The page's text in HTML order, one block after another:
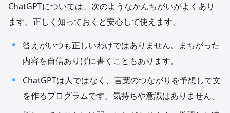
ChatGPTについては、次のようなかんちがいがよくあり
ます。正しく知っておくと安心して使えます。
答えがいつも正しいわけではありません。まちがった
内容を自信ありげに書くこともあります。
ChatGPTは人ではなく、言葉のつながりを予想して文
を作るプログラムです。気持ちや意識はありません。